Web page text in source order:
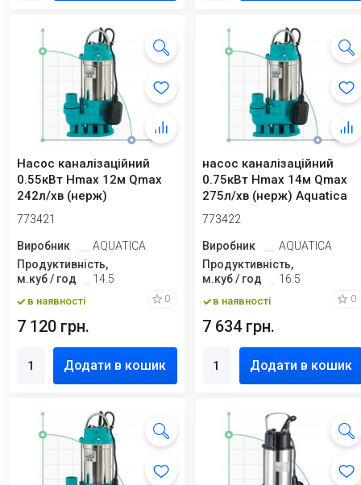
Насос каналізаційний
0.55кВт Hmax 12м Qmax
242л/хв (нерж)
773421
Виробник
AQUATICA
Продуктивність,
м.куб / год
14.5
в наявності 0
7 120 грн.
Додати в кошик
насос каналізаційний
0.75кВт Hmax 14м Qmax
275л/хв (нерж) Aquatica
773422
Виробник
AQUATICA
Продуктивність,
м.куб / год
16.5
в наявності 0
7 634 грн.
Додати в кошик